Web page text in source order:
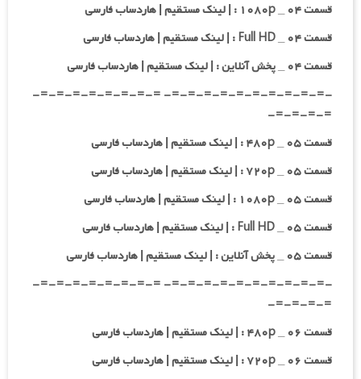
قسمت ۰۴ _ ۱۰۸۰p : | لینک مستقیم | هاردساب فارسی
قسمت ۰۴ _ Full HD : | لینک مستقیم | هاردساب فارسی
قسمت ۰۴ _ پخش آنلاین : | لینک مستقیم | هاردساب فارسی
-=-=-=-=-=-=-=-=-=-=- =-=-=-=-=-=-=-=-
=-=-=-=-
قسمت ۰۵ _ ۴۸۰p : | لینک مستقیم | هاردساب فارسی
قسمت ۰۵ _ ۷۲۰p : | لینک مستقیم | هاردساب فارسی
قسمت ۰۵ _ ۱۰۸۰p : | لینک مستقیم | هاردساب فارسی
قسمت ۰۵ _ Full HD : | لینک مستقیم | هاردساب فارسی
قسمت ۰۵ _ پخش آنلاین : | لینک مستقیم | هاردساب فارسی
-=-=-=-=-=-=-=-=-=-=- =-=-=-=-=-=-=-=-
=-=-=-=-
قسمت ۰۶ _ ۴۸۰p : | لینک مستقیم | هاردساب فارسی
قسمت ۰۶ _ ۷۲۰p : | لینک مستقیم | هاردساب فارسی